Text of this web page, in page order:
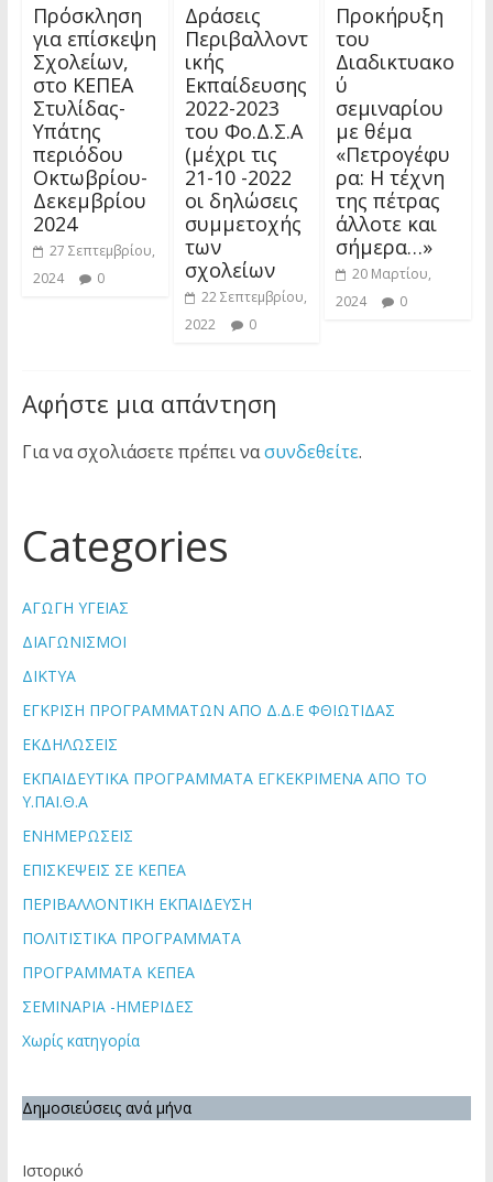
Πρόσκληση
για επίσκεψη
Σχολείων,
στο ΚΕΠΕΑ
Στυλίδας-
Υπάτης
περιόδου
Οκτωβρίου-
Δεκεμβρίου
2024
27 Σεπτεμβρίου,
2024
0
Δράσεις
Περιβαλλοντ
ικής
Εκπαίδευσης
2022-2023
του Φο.Δ.Σ.Α
(μέχρι τις
21-10 -2022
οι δηλώσεις
συμμετοχής
των
σχολείων
22 Σεπτεμβρίου,
2022
0
Προκήρυξη
του
Διαδικτυακο
ύ
σεμιναρίου
με θέμα
«Πετρογέφυ
ρα: Η τέχνη
της πέτρας
άλλοτε και
σήμερα…»
20 Μαρτίου,
2024
0
Αφήστε μια απάντηση
Για να σχολιάσετε πρέπει νασυνδεθείτε.
Categories
ΑΓΩΓΗ ΥΓΕΙΑΣ
ΔΙΑΓΩΝΙΣΜΟΙ
ΔΙΚΤΥΑ
ΕΓΚΡΙΣΗ ΠΡΟΓΡΑΜΜΑΤΩΝ ΑΠΟ Δ.Δ.Ε ΦΘΙΩΤΙΔΑΣ
ΕΚΔΗΛΩΣΕΙΣ
ΕΚΠΑΙΔΕΥΤΙΚΑ ΠΡΟΓΡΑΜΜΑΤΑ ΕΓΚΕΚΡΙΜΕΝΑ ΑΠΟ ΤΟ
Υ.ΠΑΙ.Θ.Α
ΕΝΗΜΕΡΩΣΕΙΣ
ΕΠΙΣΚΕΨΕΙΣ ΣΕ ΚΕΠΕΑ
ΠΕΡΙΒΑΛΛΟΝΤΙΚΗ ΕΚΠΑΙΔΕΥΣΗ
ΠΟΛΙΤΙΣΤΙΚΑ ΠΡΟΓΡΑΜΜΑΤΑ
ΠΡΟΓΡΑΜΜΑΤΑ ΚΕΠΕΑ
ΣΕΜΙΝΑΡΙΑ -ΗΜΕΡΙΔΕΣ
Χωρίς κατηγορία
Δημοσιεύσεις ανά μήνα
Ιστορικό